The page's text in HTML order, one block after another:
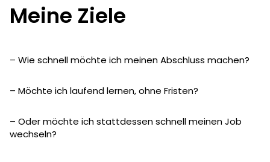
Meine Ziele
– Wie schnell möchte ich meinen Abschluss machen?
– Möchte ich laufend lernen, ohne Fristen?
– Oder möchte ich stattdessen schnell meinen Job
wechseln?